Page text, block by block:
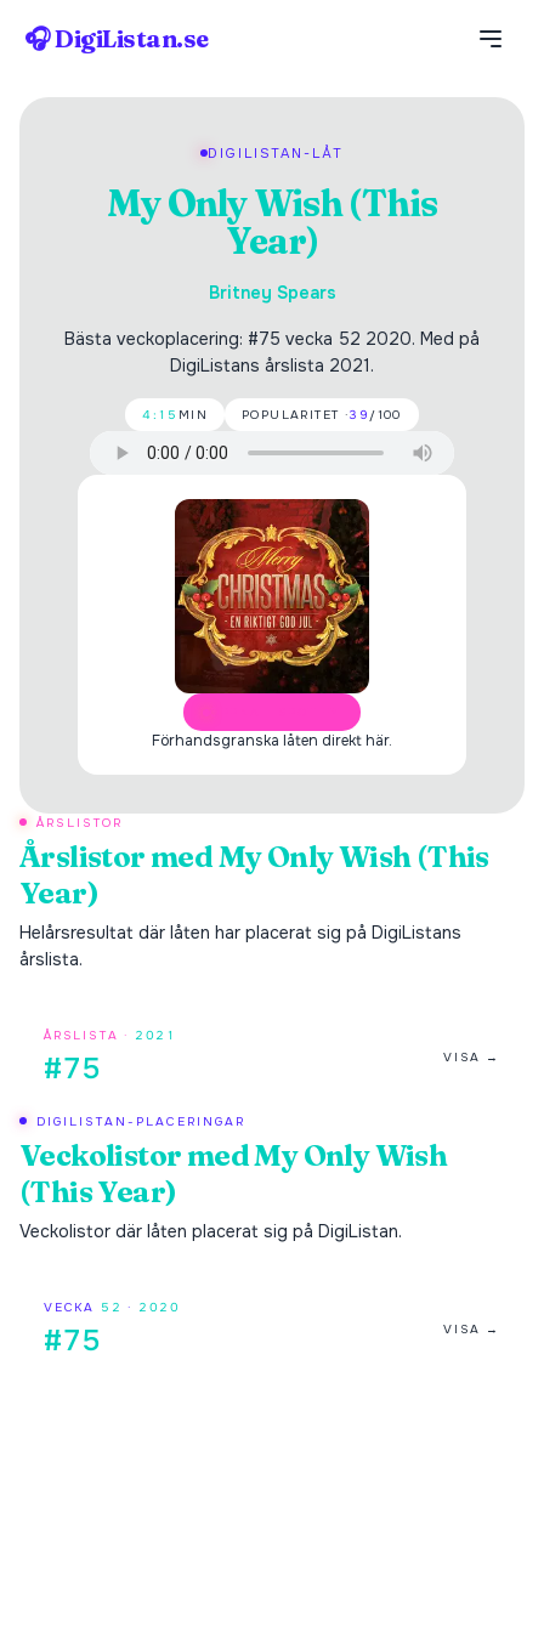
🎧 DigiListan.se
DIGILISTAN-LÅT
My Only Wish (This
Year)
Britney Spears
Bästa veckoplacering: #75 vecka 52 2020. Med på
DigiListans årslista 2021.
4:15 MIN POPULARITET ·39 /100
Förhandsgranska låten direkt här.
ÅRSLISTOR
Årslistor medMy Only Wish (This
Year)
Helårsresultat där låten har placerat sig på DigiListans
årslista.
ÅRSLISTA · 2021
#75 VISA →
DIGILISTAN-PLACERINGAR
Veckolistor medMy Only Wish
(This Year)
Veckolistor där låten placerat sig på DigiListan.
VECKA 52 · 2020
#75 VISA →